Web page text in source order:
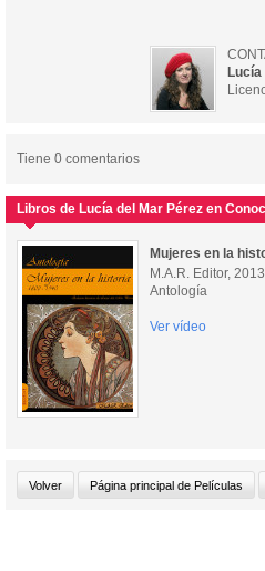
Tiene 0 comentarios
Libros de Lucía del Mar Pérez en
Mujeres en la
M.A.R. Editor, 2013
Antología
Ver vídeo